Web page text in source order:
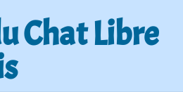
Chat Libre